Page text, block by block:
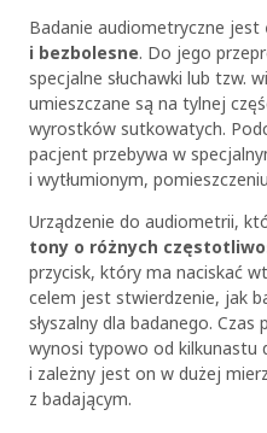
Badanie audiometryczne jest
i bezbolesne. Do jego
specjalne słuchawki lub tzw.
umieszczane są na tylnej
wyrostków sutkowatych.
pacjent przebywa w
i wytłumionym,
Urządzenie do audiometrii,
tony o różnych
przycisk, który ma naciskać
celem jest stwierdzenie, jak
słyszalny dla badanego.
wynosi typowo od kilkunastu
i zależny jest on w dużej
z badającym.